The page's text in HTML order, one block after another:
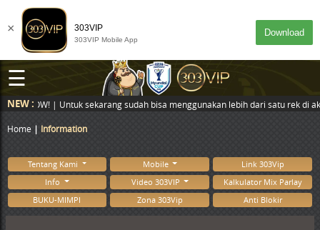
303VIP
303VIP Mobile App
Download
×
☰
DESKTOP MASUK
NEW :sekarang sudah bisa menggunakan lebih dari satu rek di akun |
Home Information
Tentang Kami Mobile
Link 303Vip
Info
Video 303VIP
Kalkulator Mix Parlay
BUKU-MIMPI
Zona 303Vip Anti Blokir